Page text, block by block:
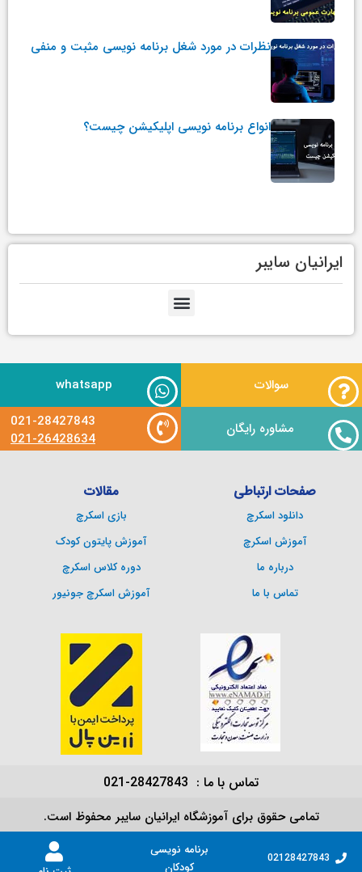
02128427843
برنامه نویسی
کودکان
نظرات در مورد شغل برنامه نویسی مثبت و منفی
انواع برنامه نویسی اپلیکیشن چیست؟
ایرانیان سایبر
سوالات whatsapp
مشاوره رایگان
021-28427843
021-26428634
صفحات ارتباطی
دانلود اسکرچ
آموزش اسکرچ
درباره ما
تماس با ما
مقالات
بازی اسکرچ
آموزش پایتون کودک
دوره کلاس اسکرچ
آموزش اسکرچ جونیور
تماس با ما : 28427843-021
تمامی حقوق برای آموزشگاه ایرانیان سایبر محفوظ است.